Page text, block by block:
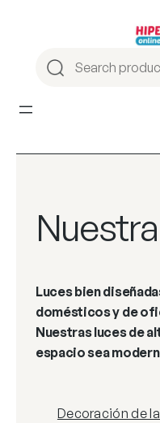
Luces bien
domésticos y de
Nuestras luces de
espacio sea
Decoración de